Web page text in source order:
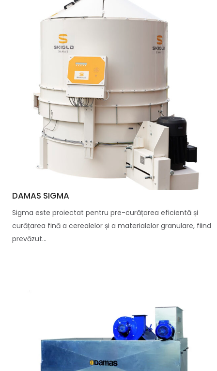
DAMAS SIGMA
Sigma este proiectat pentru pre-curățarea eficientă și
curățarea fină a cerealelor și a materialelor granulare, fiind
prevăzut...